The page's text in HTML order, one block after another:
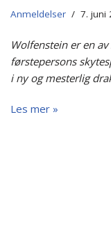
Anmeldelser 7. juni
Wolfenstein er en
førstepersons
i ny og mesterlig
Les mer »